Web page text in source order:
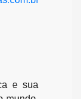
e sua